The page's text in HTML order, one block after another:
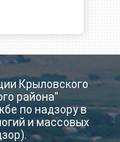
Крыловского
района"
по надзору в
и массовых